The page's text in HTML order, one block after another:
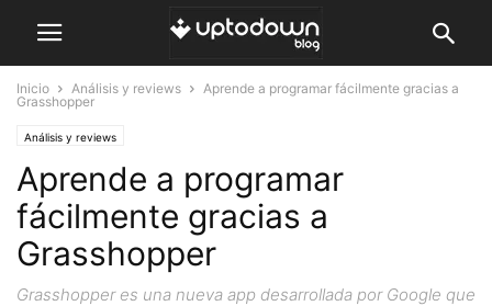
Inicio Análisis y reviews
Aprende a programar fácilmente gracias a
Grasshopper
Análisis y reviews
Aprende a programar
fácilmente gracias a
Grasshopper
Grasshopper es una nueva app desarrollada por Google que